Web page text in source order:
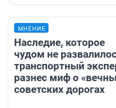
МНЕНИЕ
Наследие, которое
чудом не
транспортный
разнес миф о
советских дорогах